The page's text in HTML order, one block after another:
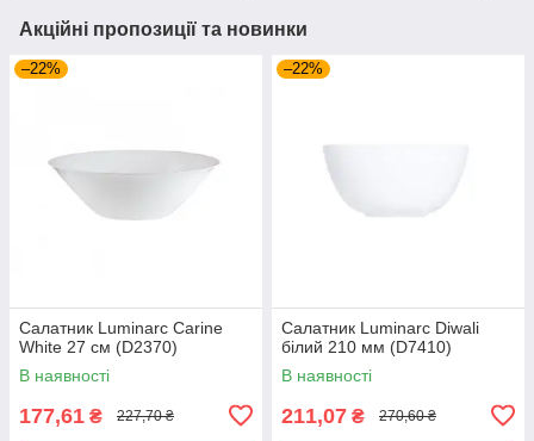
Акційні пропозиції та новинки
–22%
Салатник Luminarc Carine
White 27 см (D2370)
В наявності
177,61 ₴ 227,70 ₴
–22%
Салатник Luminarc Diwali
білий 210 мм (D7410)
В наявності
211,07 ₴ 270,60 ₴